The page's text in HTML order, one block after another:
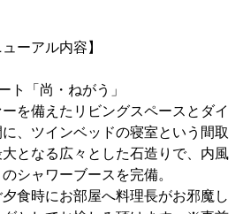
ーアル内容】
ト「尚・ねがう」
を備えたリビングスペースとダイ
、ツインベッドの寝室という間取
となる広々とした石造りで、内風
シャワーブースを完備。
食時にお部屋へ料理長がお邪魔し